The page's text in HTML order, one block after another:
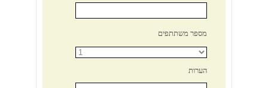
מספר משתתפים
הערות